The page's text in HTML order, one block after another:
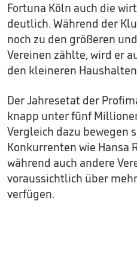
Fortuna Köln auch die
deutlich. Während der
noch zu den größeren
Vereinen zählte, wird er
den kleineren
Der Jahresetat der
knapp unter fünf
Vergleich dazu bewegen
Konkurrenten wie Hansa
während auch andere
voraussichtlich über
verfügen.